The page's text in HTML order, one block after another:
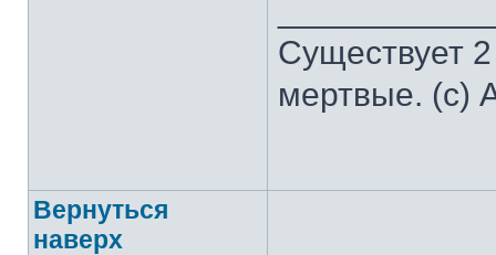
Существует
мертвые. (с)
Вернуться
наверх